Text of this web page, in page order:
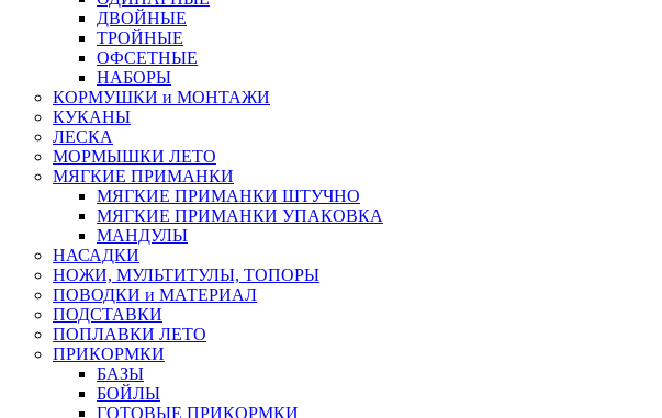
ДВОЙНЫЕ
ТРОЙНЫЕ
ОФСЕТНЫЕ
НАБОРЫ
КОРМУШКИ и МОНТАЖИ
КУКАНЫ
ЛЕСКА
МОРМЫШКИ ЛЕТО
МЯГКИЕ ПРИМАНКИ
МЯГКИЕ ПРИМАНКИ ШТУЧНО
МЯГКИЕ ПРИМАНКИ УПАКОВКА
МАНДУЛЫ
НАСАДКИ
НОЖИ, МУЛЬТИТУЛЫ, ТОПОРЫ
ПОВОДКИ и МАТЕРИАЛ
ПОДСТАВКИ
ПОПЛАВКИ ЛЕТО
ПРИКОРМКИ
БАЗЫ
БОЙЛЫ
ГОТОВЫЕ ПРИКОРМКИ